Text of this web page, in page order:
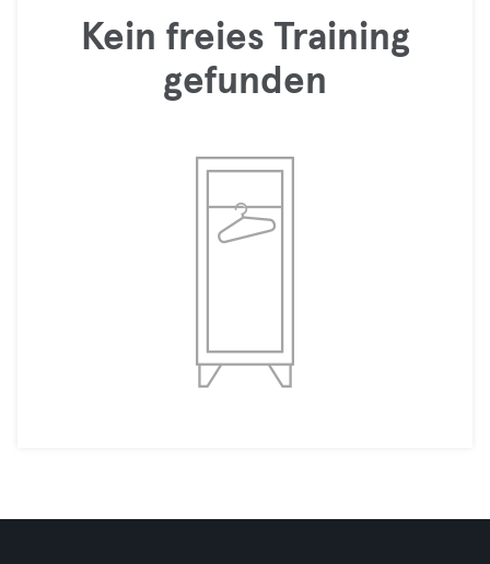
Kein freies Training
gefunden